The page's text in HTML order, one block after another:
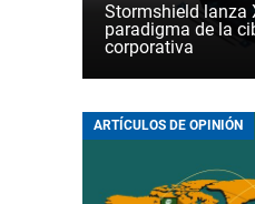
Stormshield lanza
paradigma de la
corporativa
ARTÍCULOS DE OPINIÓN